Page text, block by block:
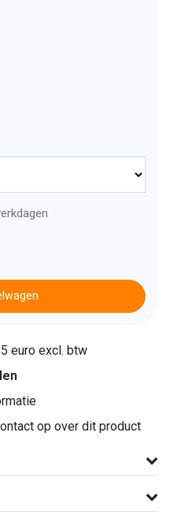
euro excl. btw
op over dit product